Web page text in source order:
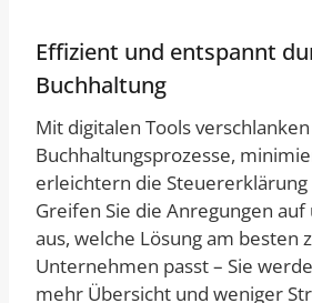
Effizient und entspannt
Buchhaltung
Mit digitalen Tools
Buchhaltungsprozesse,
erleichtern die
Greifen Sie die Anregungen auf
aus, welche Lösung am besten
Unternehmen passt – Sie
mehr Übersicht und weniger